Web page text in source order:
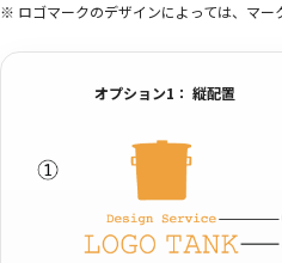
※ ロゴマークのデザインによっては、マー
オプション1： 縦配置